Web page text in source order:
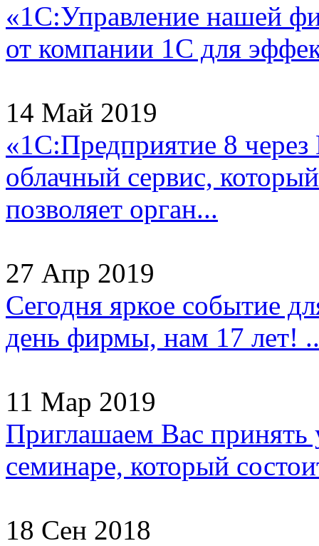
«1С:Управление нашей
от компании 1С для
14 Май 2019
«1С:Предприятие 8
облачный сервис, который
позволяет орган...
27 Апр 2019
Сегодня яркое событие
день фирмы, нам 17 лет!
11 Мар 2019
Приглашаем Вас принять
семинаре, который
18 Сен 2018